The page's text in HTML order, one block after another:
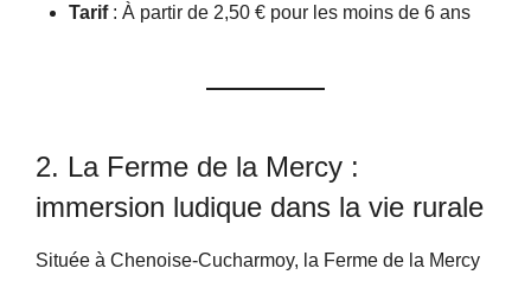
Tarif: À partir de 2,50 € pour les moins de 6 ans
2. La Ferme de la Mercy :
immersion ludique dans la vie rurale
Située à Chenoise-Cucharmoy, la Ferme de la Mercy